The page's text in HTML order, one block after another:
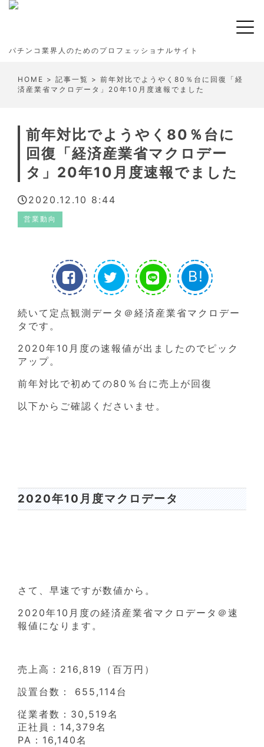
パチンコ業界人のためのプロフェッショナルサイト
HOME > 記事一覧 > 前年対比でようやく80％台に回復「経
済産業省マクロデータ」20年10月度速報でました
前年対比でようやく80％台に
回復「経済産業省マクロデー
タ」20年10月度速報でました
2020.12.10 8:44
営業動向
B!
続いて定点観測データ＠経済産業省マクロデー
タです。
2020年10月度の速報値が出ましたのでピック
アップ。
前年対比で初めての80％台に売上が回復
以下からご確認くださいませ。
2020年10月度マクロデータ
さて、早速ですが数値から。
2020年10月度の経済産業省マクロデータ＠速
報値になります。
売上高：216,819（百万円）
設置台数： 655,114台
従業者数：30,519名
正社員：14,379名
PA：16,140名